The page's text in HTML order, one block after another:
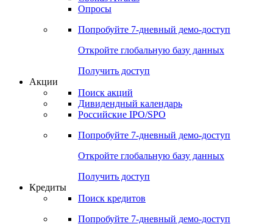
Рэнкинги инвест. банков и юр.
Cbonds Pages
Опросы
Попробуйте7-дневный
Откройте глобальную базу данных
Получить доступ
Поиск акций
Российские IPO/SPO
Попробуйте7-дневный
Откройте глобальную базу данных
Получить доступ